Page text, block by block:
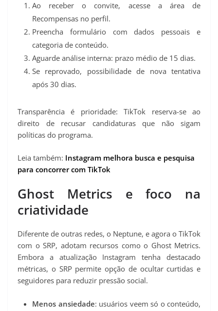
Ao receber o convite, acesse a área de
Recompensas no perfil.
Preencha formulário com dados pessoais e
categoria de conteúdo.
Aguarde análise interna: prazo médio de 15 dias.
Se reprovado, possibilidade de nova tentativa
após 30 dias.
Transparência é prioridade: TikTok reserva-se ao
direito de recusar candidaturas que não sigam
políticas do programa.
Leia também: Instagram melhora busca e pesquisa
para concorrer com TikTok
Ghost Metrics e foco na
criatividade
Diferente de outras redes, o Neptune, e agora o TikTok
com o SRP, adotam recursos como o Ghost Metrics.
Embora a atualização Instagram tenha destacado
métricas, o SRP permite opção de ocultar curtidas e
seguidores para reduzir pressão social.
Menos ansiedade: usuários veem só o conteúdo,